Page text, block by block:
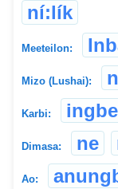
ní:lík
Meeteilon:
Mizo (Lushai):
Karbi:
Dimasa: ne
Ao: